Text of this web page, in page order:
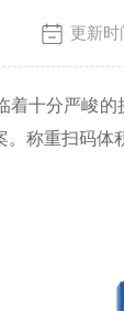
更新
十分严峻
称重扫码